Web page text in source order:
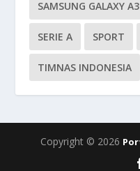
SAMSUNG GALAXY
SERIE A SPORT
TIMNAS INDONESIA
Copyright © 2026